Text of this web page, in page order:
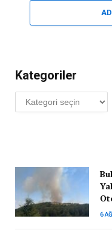
Kategoriler
Kategoriler
6